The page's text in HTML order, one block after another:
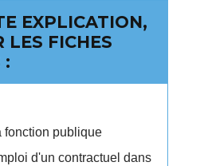
EXPLICATION,
LES FICHES
:
fonction publique
d'un contractuel dans